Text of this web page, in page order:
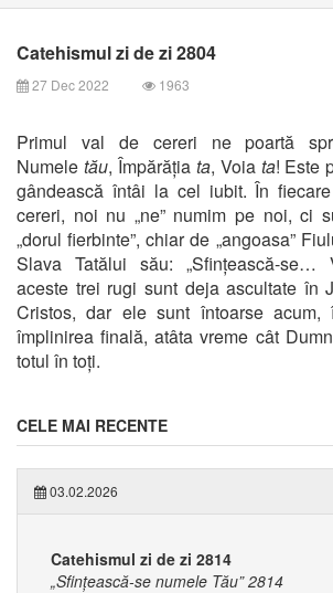
Catehismul zi de zi 2804
27 Dec 2022 1963
Primul val de cereri ne poartă
Numele tău, Împărăția ta, Voia ta! Este
gândească întâi la cel iubit. În
cereri, noi nu „ne” numim pe noi, ci
„dorul fierbinte”, chiar de „angoasa”
Slava Tatălui său: „Sfințească-se…
aceste trei rugi sunt deja ascultate în
Cristos, dar ele sunt întoarse acum,
împlinirea finală, atâta vreme cât
totul în toți.
CELE MAI RECENTE
03.02.2026
Catehismul zi de zi 2814
„Sfințească-se numele Tău” 2814